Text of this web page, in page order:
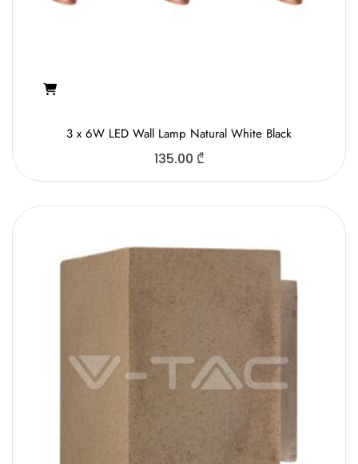
3 x 6W LED Wall Lamp Natural White Black
135.00 ₾